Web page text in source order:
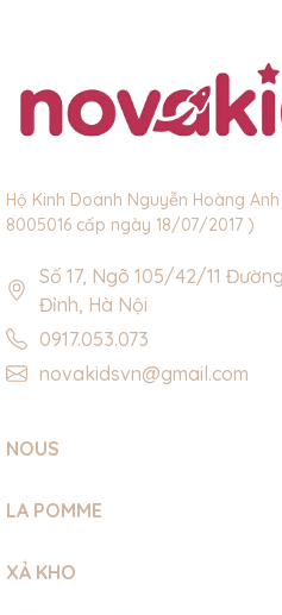
Hộ Kinh Doanh Nguyễn Hoàng
8005016 cấp ngày 18/07/2017 )
Số 17, Ngõ 105/42/11
Đỉnh, Hà Nội
0917.053.073
novakidsvn@gmail.com
NOUS
LA POMME
XẢ KHO